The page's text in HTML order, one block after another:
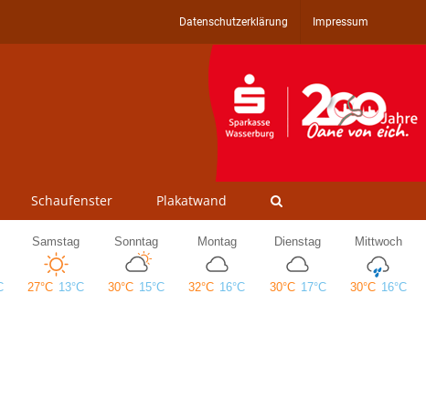
Datenschutzerklärung Impressum
Schaufenster Plakatwand